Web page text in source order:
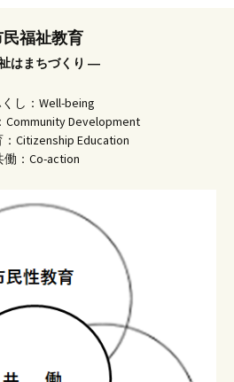
福祉教育
はまちづくり ―
し：Well-being
Community Development
Citizenship Education
働：Co-action